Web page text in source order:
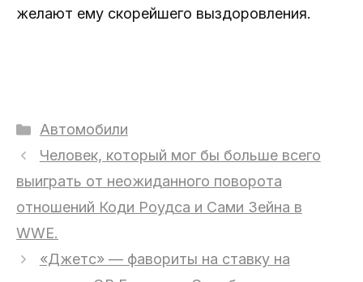
желают ему скорейшего выздоровления.
Рубрики
Автомобили
Человек, который мог бы больше всего
выиграть от неожиданного поворота
отношений Коди Роудса и Сами Зейна в
WWE.
«Джетс» — фавориты на ставку на